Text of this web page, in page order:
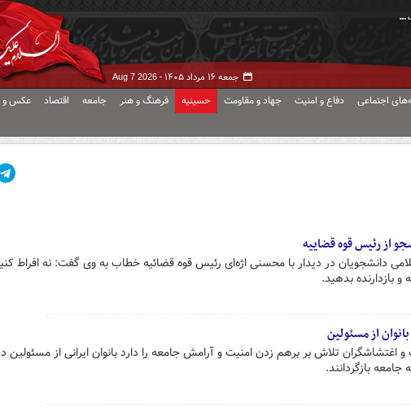
جمعه ۱۶ مرداد ۱۴۰۵ - Aug 7 2026
اجتماعی دفاع و امنیت جهاد و مقاومت حسینیه فرهنگ و هنر جامعه اقتصاد عکس و
از رئیس قوه قضاییه
دانشجویان در دیدار با محسنی اژه‌ای رئیس قوه قضائیه خطاب به وی گفت: نه افراط
و بازدارنده بدهید.
از مسئولین
اغتشاشگران تلاش بر برهم زدن امنیت و آرامش جامعه را دارد بانوان ایرانی از
جامعه بازگردانند.